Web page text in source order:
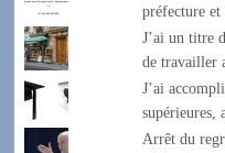
préfecture et
J’ai un titre
de travailler
J’ai
supérieures,
Arrêt du